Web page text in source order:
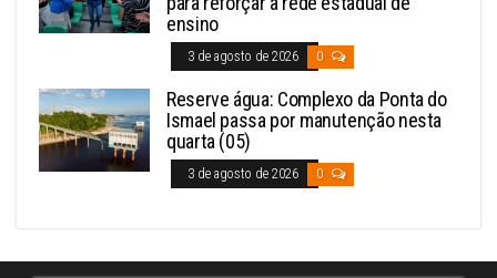
ensino
3 de agosto de 2026 0
Reserve água: Complexo da Ponta do
Ismael passa por manutenção nesta
quarta (05)
3 de agosto de 2026 0